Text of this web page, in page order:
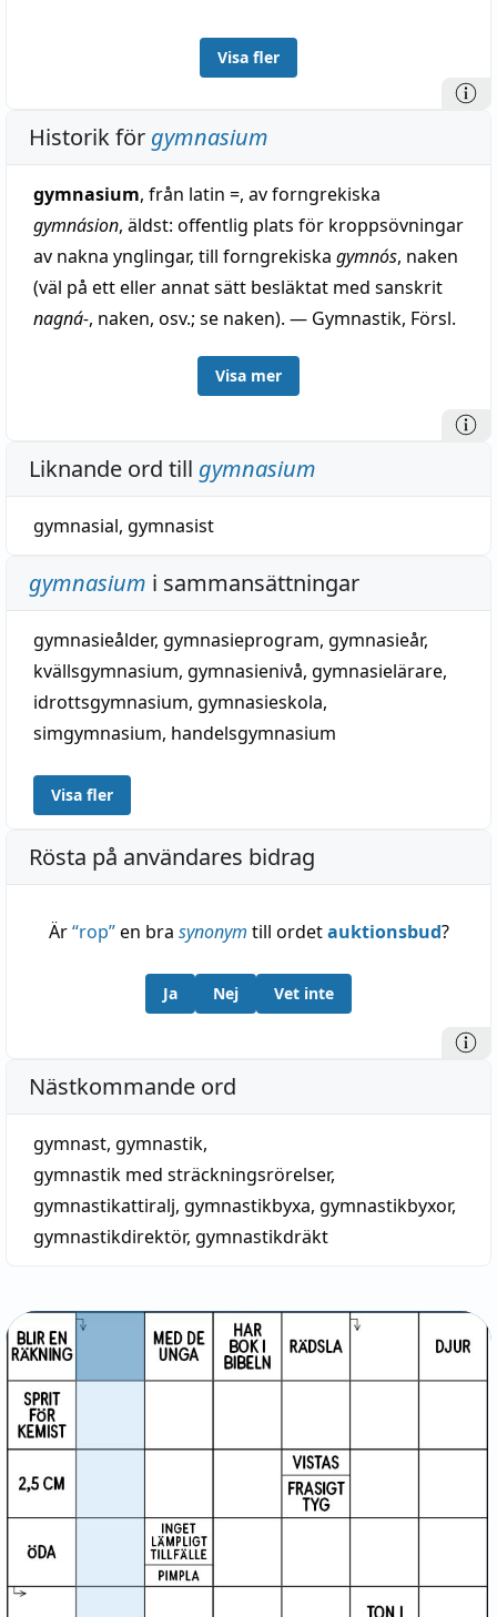
Visa fler
Historik för gymnasium
gymnasium, från latin =, av forngrekiska
gymnásion, äldst: offentlig plats för kroppsövningar
av nakna ynglingar, till forngrekiska gymnós, naken
(väl på ett eller annat sätt besläktat med sanskrit
nagná-, naken, osv.; se naken). — Gymnastik, Försl.
den värd. betydelse 'gymnastiklokal' redan 1830 i
Visa mer
Liknande ord till gymnasium
gymnasial, gymnasist
gymnasium i sammansättningar
gymnasieålder, gymnasieprogram, gymnasieår,
kvällsgymnasium, gymnasienivå, gymnasielärare,
idrottsgymnasium, gymnasieskola,
simgymnasium, handelsgymnasium
Visa fler
Rösta på användares bidrag
Är“rop”en bra synonym till ordetauktionsbud?
Ja Nej Vet inte
Nästkommande ord
gymnast, gymnastik,
gymnastik med sträckningsrörelser,
gymnastikattiralj, gymnastikbyxa, gymnastikbyxor,
gymnastikdirektör, gymnastikdräkt